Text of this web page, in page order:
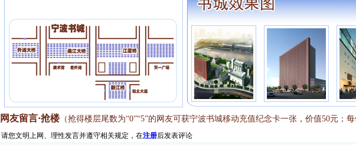
网友留言·抢楼（抢得楼层尾数为“0”“5”的网友可获宁波书城移动充值纪念卡一张，价值50元；
请您文明上网、理性发言并遵守相关规定，在注册后发表评论